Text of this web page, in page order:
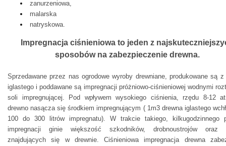
zanurzeniowa,
malarska
natryskowa.
Impregnacja ciśnieniowa to jeden z
sposobów na zabezpieczenie drewna.
Sprzedawane przez nas ogrodowe wyroby drewniane, produkowane są z
iglastego i poddawane są impregnacji próżniowo-ciśnieniowej wodnymi
soli impregnującej.
Pod wpływem wysokiego ciśnienia, rzędu 8-12
drewno nasącza się środkiem impregnującym ( 1m3 drewna iglastego
100 do 300 litrów impregnatu). W trakcie takiego, kilkugodzinnego
impregnacji ginie większość szkodników, drobnoustrojów oraz
znajdujących się w drewnie.Ciśnieniowa impregnacja drewna